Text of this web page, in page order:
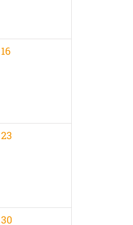
0
16
0
23
0
30